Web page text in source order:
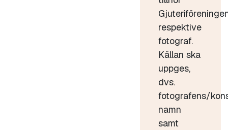
respektive
fotograf.
Källan ska
uppges,
dvs.
fotografens/
namn
samt